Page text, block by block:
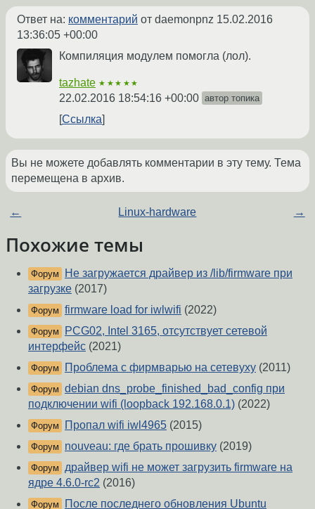
Ответ на: комментарий от daemonpnz 15.02.2016
13:36:05 +00:00
Компиляция модулем помогла (лол).
tazhate ★★★★★
22.02.2016 18:54:16 +00:00 автор топика
Ссылка
Вы не можете добавлять комментарии в эту тему. Тема
перемещена в архив.
← Linux-hardware →
Похожие темы
Форум
Не загружается драйвер из /lib/firmware при
загрузке (2017)
Форум firmware load for iwlwifi (2022)
Форум
PCG02, Intel 3165, отсутствует сетевой
интерфейс (2021)
Форум Проблема с фирмварью на сетевуху (2011)
Форум debian dns_probe_finished_bad_config при
подключении wifi (loopback 192.168.0.1) (2022)
Форум Пропал wifi iwl4965 (2015)
Форум nouveau: где брать прошивку (2019)
Форум
драйвер wifi не может загрузить firmware на
ядре 4.6.0-rc2 (2016)
Форум После последнего обновления Ubuntu